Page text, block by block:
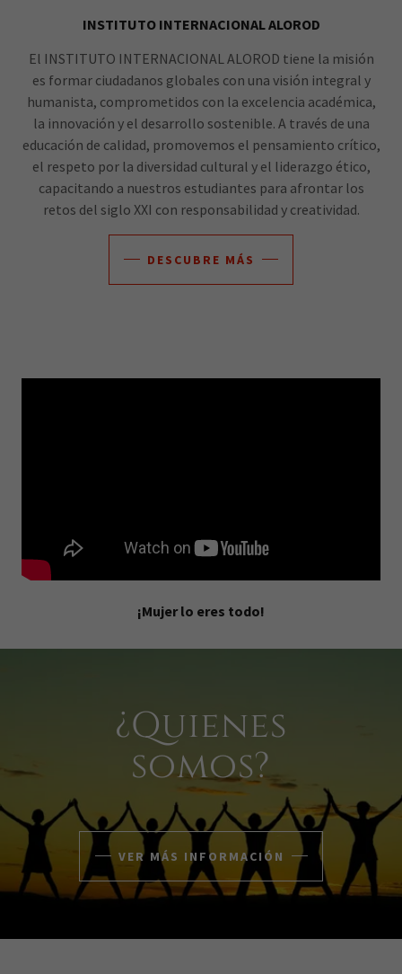
INSTITUTO INTERNACIONAL ALOROD
El INSTITUTO INTERNACIONAL ALOROD tiene la misión
es formar ciudadanos globales con una visión integral y
humanista, comprometidos con la excelencia académica,
la innovación y el desarrollo sostenible. A través de una
educación de calidad, promovemos el pensamiento crítico,
el respeto por la diversidad cultural y el liderazgo ético,
capacitando a nuestros estudiantes para afrontar los
retos del siglo XXI con responsabilidad y creatividad.
DESCUBRE MÁS
¡Mujer lo eres todo!
¿Quienes
somos?
VER MÁS INFORMACIÓN